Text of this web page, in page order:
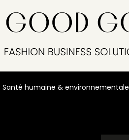
Santé humaine & environnementale